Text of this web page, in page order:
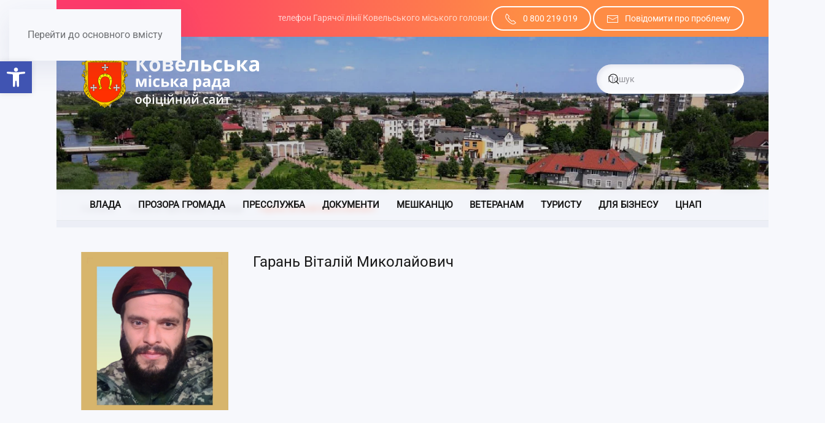
Відкрити Панель інструментів
Перейти до основного вмісту
телефон Гарячої лінії Ковельського міського голови: 0 800 219 019 Повідомити про проблему
ВЛАДА ПРОЗОРА ГРОМАДА ПРЕССЛУЖБА ДОКУМЕНТИ МЕШКАНЦЮ ВЕТЕРАНАМ ТУРИСТУ ДЛЯ БІЗНЕСУ ЦНАП
Головна Полеглі Герої нашої громади Гарань Віталій Миколайович
Гарань Віталій Миколайович